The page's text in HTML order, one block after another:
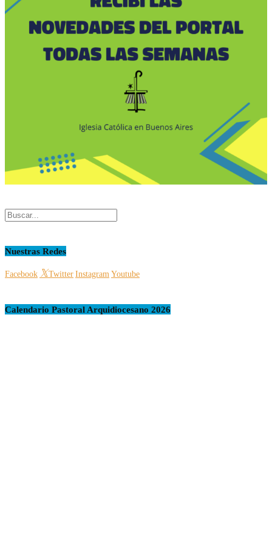
Nuestras Redes
Facebook Twitter Instagram Youtube
Calendario Pastoral Arquidiocesano 2026